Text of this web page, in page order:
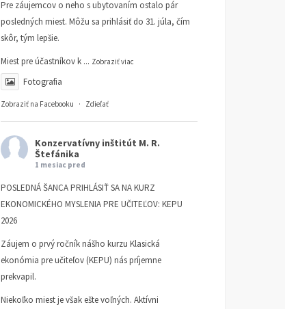
Pre záujemcov o neho s ubytovaním ostalo pár
posledných miest. Môžu sa prihlásiť do 31. júla, čím
skôr, tým lepšie.
Miest pre účastníkov k ... Zobraziť viac
Fotografia
Zobraziť na Facebooku · Zdieľať
Konzervatívny inštitút M. R.
Štefánika
1 mesiac pred
POSLEDNÁ ŠANCA PRIHLÁSIŤ SA NA KURZ
EKONOMICKÉHO MYSLENIA PRE UČITEĽOV: KEPU
2026
Záujem o prvý ročník nášho kurzu Klasická
ekonómia pre učiteľov (KEPU) nás príjemne
prekvapil.
Niekoľko miest je však ešte voľných. Aktívni